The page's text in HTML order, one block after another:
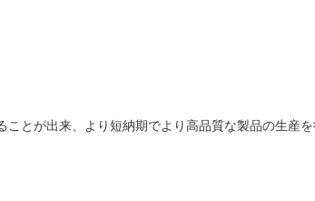
とが出来、より短納期でより高品質な製品の生産